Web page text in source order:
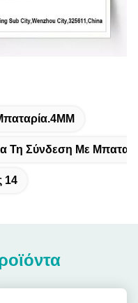
Τη Σύνδεση Με
14